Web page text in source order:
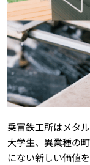
乗富鉄工所はメタ
大学生、異業種の
にない新しい価値